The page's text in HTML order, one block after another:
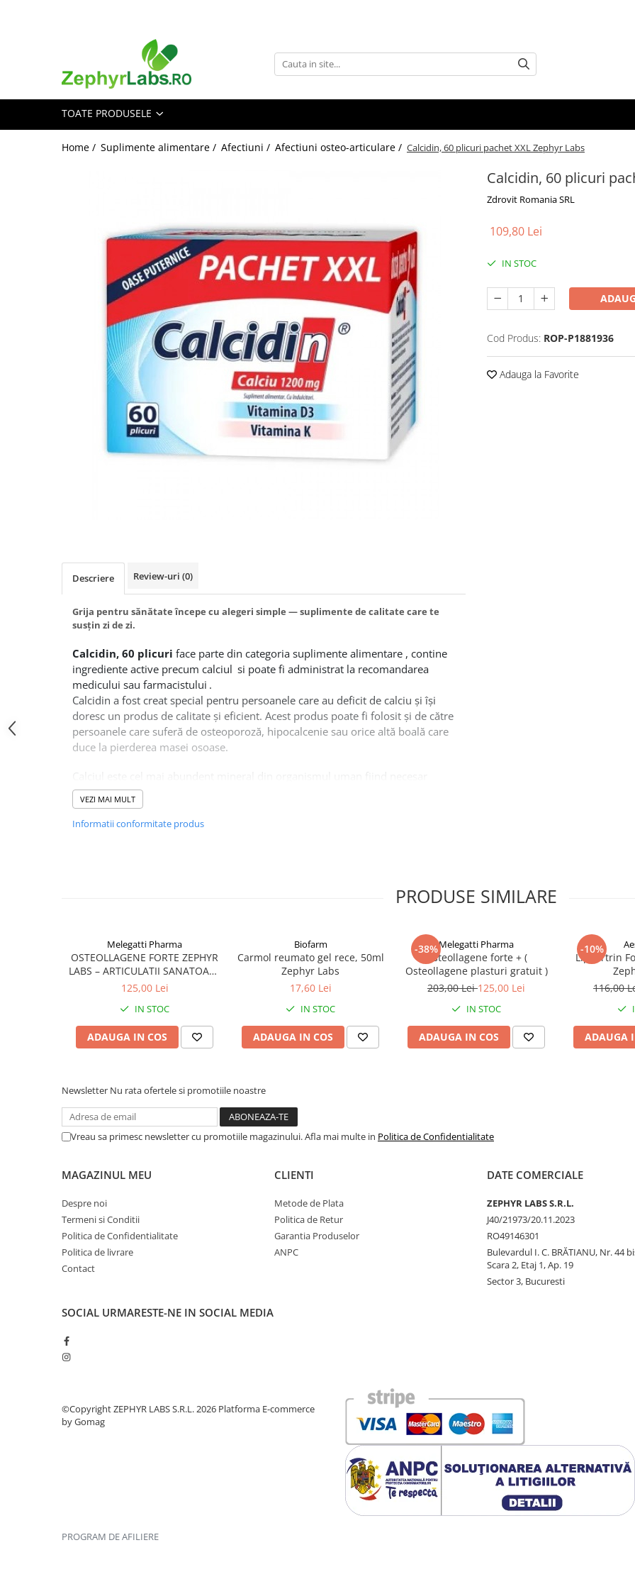
Alimentatie sanatoasa
Scutece si servetele
Hrana pentru bebelusi
Suplimente alimentare copii
Produse antiparazitare
Produse pentru ingrijire si
Igiena intima
Produse anti-insecte
Protectie solara
Altele-Produse pentru ingrijire si
Produse tehnico-medicale
Aparatura medicala
Plasturi
Altele-Produse tehnico-medicale
Tonice sexuale
Afectiuni dermatologice
Afectiuni respiratorii
Afectiuni digestive
Afectiuni cardio-vasculare
Afectiuni urogenitale
Suplimente pentru imunitate
Altele-Suplimente alimentare
TOATE PRODUSELE
Home / Suplimente alimentare / Afectiuni / Afectiuni osteo-articulare / Calcidin, 60 plicuri pachet XXL Zephyr Labs
Calcidin, 60 plicuri
Zdrovit Romania SRL
109,80 Lei
IN STOC
Cod Produs: ROP-P1881936
Adauga la Favorite
Descriere Review-uri (0)
Grija pentru sănătate începe cu alegeri simple — suplimente de calitate care te
susțin zi de zi.
Calcidin, 60 plicuri face parte din categoria suplimente alimentare , contine
ingrediente active precum calciul si poate fi administrat la recomandarea
medicului sau farmacistului .
Calcidin a fost creat special pentru persoanele care au deficit de calciu și își
doresc un produs de calitate și eficient. Acest produs poate fi folosit și de către
persoanele care suferă de osteoporoză, hipocalcenie sau orice altă boală care
duce la pierderea masei osoase.
pentru dezvoltarea osoasă normală, coagularea sanguină, transmisia
neuronală, funcția mușchiului inimii și tonusul muscular scheletic.
formarea osteocalcinei, o proteină cu rol în fixarea calciului în oase.
Pe lângă doza semnificativă de calciu, Calcidin mai conține și 100% din doza
zilnică de Vitamina D3 și Vitamina K.
Calcidin are un gust plăcut și răcoritor de lămâie.
VEZI MAI MULT
Informatii conformitate produs
PRODUSE SIMILARE
Melegatti Pharma
OSTEOLLAGENE FORTE ZEPHYR
LABS – ARTICULATII SANATOASE
SI MOBILITATE
125,00 Lei
IN STOC
ADAUGA IN COS
Biofarm
Carmol reumato gel rece, 50ml
Zephyr Labs
17,60 Lei
IN STOC
ADAUGA IN COS
-38%Melegatti Pharma
Osteollagene forte + (
Osteollagene plasturi gratuit )
203,00 Lei125,00 Lei
IN STOC
ADAUGA IN COS
-10%
Lipoartrin
116,00
ADAUGA
Newsletter Nu rata ofertele si promotiile noastre
Vreau sa primesc newsletter cu promotiile magazinului. Afla mai multe in Politica de Confidentialitate
MAGAZINUL MEU
Despre noi
Termeni si Conditii
Politica de Confidentialitate
Politica de livrare
Contact
CLIENTI
Metode de Plata
Politica de Retur
Garantia Produselor
ANPC
DATE COMERCIALE
ZEPHYR LABS S.R.L.
J40/21973/20.11.2023
RO49146301
Bulevardul I. C. BRĂTIANU, Nr. 44
Scara 2, Etaj 1, Ap. 19
Sector 3, Bucuresti
SOCIAL URMARESTE-NE IN SOCIAL MEDIA
©Copyright ZEPHYR LABS S.R.L. 2026 Platforma E-commerce
by Gomag
PROGRAM DE AFILIERE